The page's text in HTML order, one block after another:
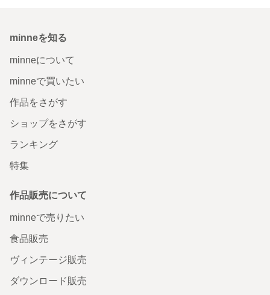
minneを知る
minneについて
minneで買いたい
作品をさがす
ショップをさがす
ランキング
特集
作品販売について
minneで売りたい
食品販売
ヴィンテージ販売
ダウンロード販売